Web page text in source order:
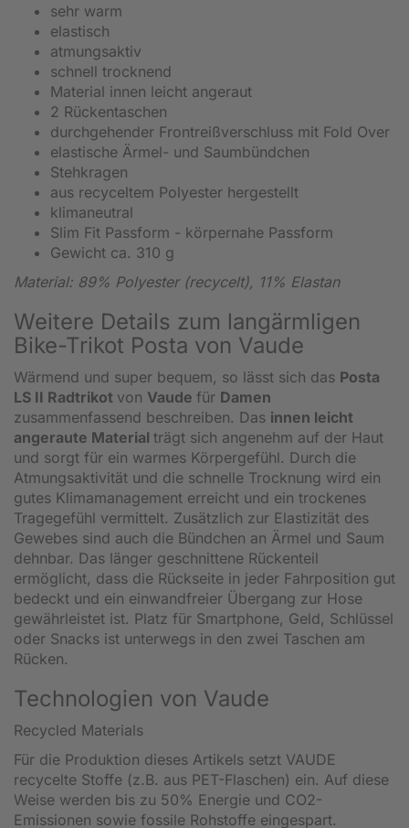
sehr warm
elastisch
atmungsaktiv
schnell trocknend
Material innen leicht angeraut
2 Rückentaschen
durchgehender Frontreißverschluss mit Fold Over
elastische Ärmel- und Saumbündchen
Stehkragen
aus recyceltem Polyester hergestellt
klimaneutral
Slim Fit Passform - körpernahe Passform
Gewicht ca. 310 g
Material: 89% Polyester (recycelt), 11% Elastan
Weitere Details zum langärmligen
Bike-Trikot Posta von Vaude
Wärmend und super bequem, so lässt sich das Posta
LS II Radtrikot von Vaude für Damen
zusammenfassend beschreiben. Das innen leicht
angeraute Material trägt sich angenehm auf der Haut
und sorgt für ein warmes Körpergefühl. Durch die
Atmungsaktivität und die schnelle Trocknung wird ein
gutes Klimamanagement erreicht und ein trockenes
Tragegefühl vermittelt. Zusätzlich zur Elastizität des
Gewebes sind auch die Bündchen an Ärmel und Saum
dehnbar. Das länger geschnittene Rückenteil
ermöglicht, dass die Rückseite in jeder Fahrposition gut
bedeckt und ein einwandfreier Übergang zur Hose
gewährleistet ist. Platz für Smartphone, Geld, Schlüssel
oder Snacks ist unterwegs in den zwei Taschen am
Rücken.
Technologien von Vaude
Recycled Materials
Für die Produktion dieses Artikels setzt VAUDE
recycelte Stoffe (z.B. aus PET-Flaschen) ein. Auf diese
Weise werden bis zu 50% Energie und CO2-
Emissionen sowie fossile Rohstoffe eingespart.